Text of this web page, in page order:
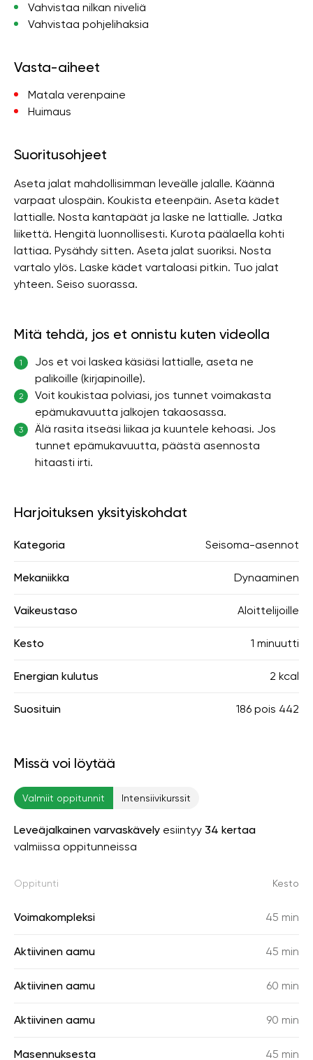
Vahvistaa nilkan niveliä
Vahvistaa pohjelihaksia
Vasta-aiheet
Matala verenpaine
Huimaus
Suoritusohjeet
Aseta jalat mahdollisimman leveälle jalalle. Käännä
varpaat ulospäin. Koukista eteenpäin. Aseta kädet
lattialle. Nosta kantapäät ja laske ne lattialle. Jatka
liikettä. Hengitä luonnollisesti. Kurota päälaella kohti
lattiaa. Pysähdy sitten. Aseta jalat suoriksi. Nosta
vartalo ylös. Laske kädet vartaloasi pitkin. Tuo jalat
yhteen. Seiso suorassa.
Mitä tehdä, jos et onnistu kuten videolla
1
Jos et voi laskea käsiäsi lattialle, aseta ne
palikoille (kirjapinoille).
2
Voit koukistaa polviasi, jos tunnet voimakasta
epämukavuutta jalkojen takaosassa.
3
Älä rasita itseäsi liikaa ja kuuntele kehoasi. Jos
tunnet epämukavuutta, päästä asennosta
hitaasti irti.
Harjoituksen yksityiskohdat
Kategoria Seisoma-asennot
Mekaniikka Dynaaminen
Vaikeustaso Aloittelijoille
Kesto 1 minuutti
Energian kulutus 2 kcal
Suosituin 186 pois 442
Missä voi löytää
Valmiit oppitunnit Intensiivikurssit
Leveäjalkainen varvaskävely esiintyy 34 kertaa
valmiissa oppitunneissa
Oppitunti Kesto
Voimakompleksi 45 min
Aktiivinen aamu 45 min
Aktiivinen aamu 60 min
Aktiivinen aamu 90 min
Masennuksesta 45 min